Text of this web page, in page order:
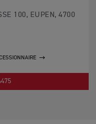
100, EUPEN, 4700